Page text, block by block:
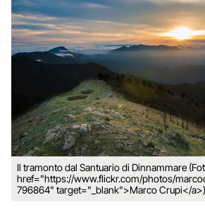
Il tramonto dal Santuario di Dinnammare
href="https://www.flickr.com/photos/
796864" target="_blank">Marco Crupi</